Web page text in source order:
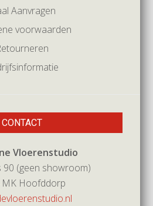
Aanvragen
voorwaarden
CONTACT
Vloerenstudio
90 (geen showroom)
MK Hoofddorp